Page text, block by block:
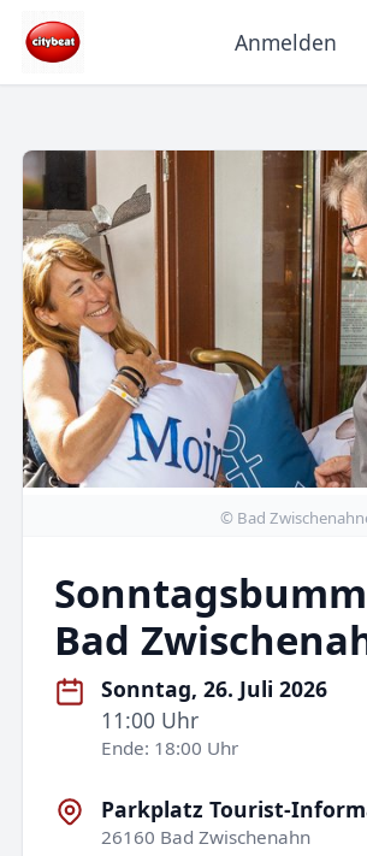
Anmelden
© Bad
Bad
Sonntag, 26. Juli 2026
11:00 Uhr
Ende: 18:00 Uhr
Parkplatz Tourist-
26160 Bad Zwischenahn